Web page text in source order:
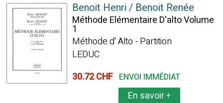
Benoit Henri / Benoit Renée
Méthode Elémentaire D'alto Volume
1
Méthode d' Alto - Partition
LEDUC
30.72 CHF ENVOI IMMÉDIAT
En savoir+